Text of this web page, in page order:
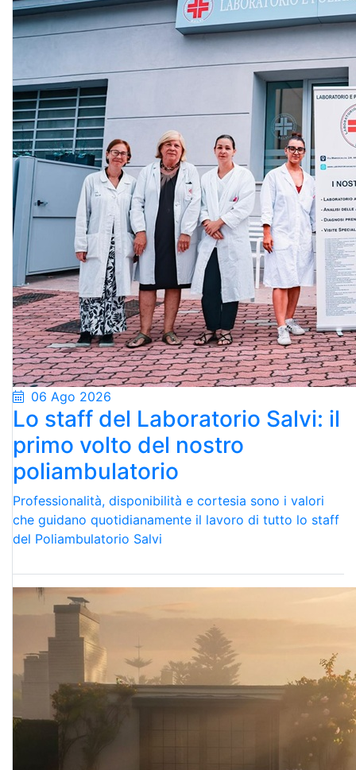
06 Ago 2026
Lo staff del Laboratorio Salvi: il
primo volto del nostro
poliambulatorio
Professionalità, disponibilità e cortesia sono i valori
che guidano quotidianamente il lavoro di tutto lo staff
del Poliambulatorio Salvi